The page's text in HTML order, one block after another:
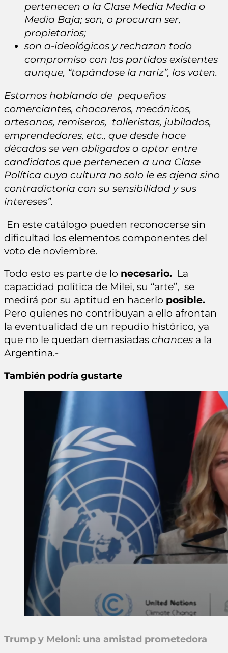
pertenecen a la Clase Media Media o
Media Baja; son, o procuran ser,
propietarios;
son a-ideológicos y rechazan todo
compromiso con los partidos existentes
aunque, “tapándose la nariz”, los voten.
Estamos hablando de pequeños
comerciantes, chacareros, mecánicos,
artesanos, remiseros, talleristas, jubilados,
emprendedores, etc., que desde hace
décadas se ven obligados a optar entre
candidatos que pertenecen a una Clase
Política cuya cultura no solo le es ajena sino
contradictoria con su sensibilidad y sus
intereses”.
En este catálogo pueden reconocerse sin
dificultad los elementos componentes del
voto de noviembre.
Todo esto es parte de lo necesario. La
capacidad política de Milei, su “arte”, se
medirá por su aptitud en hacerlo posible.
Pero quienes no contribuyan a ello afrontan
la eventualidad de un repudio histórico, ya
que no le quedan demasiadas chances a la
Argentina.-
También podría gustarte
Trump y Meloni: una amistad prometedora